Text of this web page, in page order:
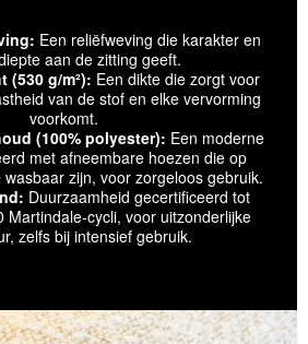
Een reliëfweving die karakter en
aan de zitting geeft.
(530 g/m²): Een dikte die zorgt voor
van de stof en elke vervorming
voorkomt.
(100% polyester): Een moderne
met afneembare hoezen die op
zijn, voor zorgeloos gebruik.
Duurzaamheid gecertificeerd tot
Martindale-cycli, voor uitzonderlijke
zelfs bij intensief gebruik.